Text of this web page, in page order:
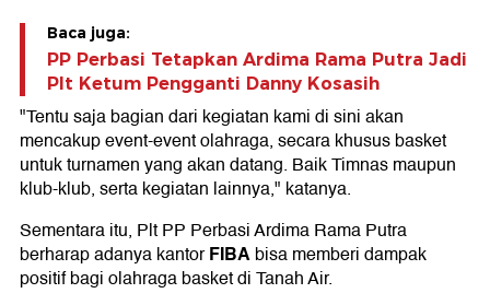
Baca juga:
PP Perbasi Tetapkan Ardima Rama Putra Jadi
Plt Ketum Pengganti Danny Kosasih
"Tentu saja bagian dari kegiatan kami di sini akan
mencakup event-event olahraga, secara khusus basket
untuk turnamen yang akan datang. Baik Timnas maupun
klub-klub, serta kegiatan lainnya," katanya.
Sementara itu, Plt PP Perbasi Ardima Rama Putra
berharap adanya kantorFIBAbisa memberi dampak
positif bagi olahraga basket di Tanah Air.